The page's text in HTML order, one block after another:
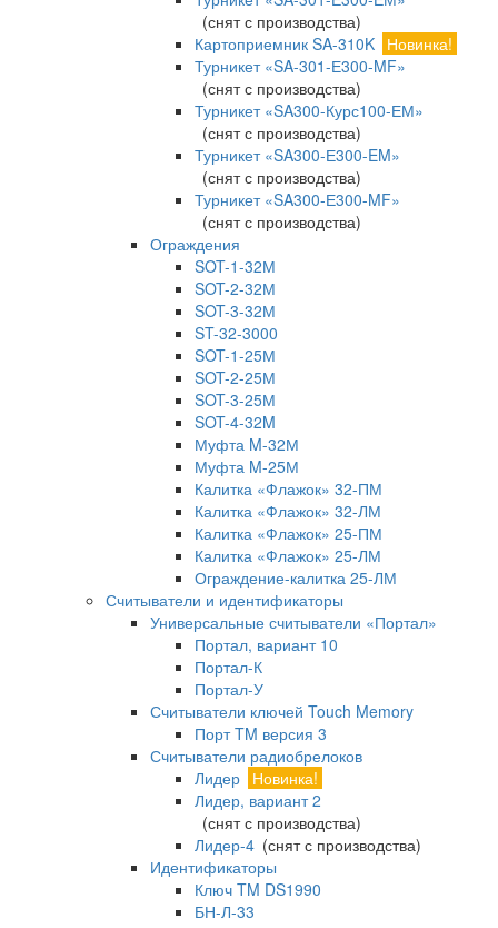
(снят с производства)
Картоприемник SA-310K Новинка!
Турникет «SA-301-Е300-MF»
(снят с производства)
Турникет «SA300-Курс100-ЕМ»
(снят с производства)
Турникет «SA300-Е300-EM»
(снят с производства)
Турникет «SA300-Е300-MF»
(снят с производства)
Ограждения
SOT-1-32М
SOT-2-32М
SOT-3-32М
ST-32-3000
SOT-1-25М
SOT-2-25М
SOT-3-25М
SOT-4-32M
Муфта M-32М
Муфта M-25М
Калитка «Флажок» 32-ПМ
Калитка «Флажок» 32-ЛМ
Калитка «Флажок» 25-ПМ
Калитка «Флажок» 25-ЛМ
Ограждение-калитка 25-ЛМ
Считыватели и идентификаторы
Универсальные считыватели «Портал»
Портал, вариант 10
Портал-К
Портал-У
Считыватели ключей Touch Memory
Порт TM версия 3
Считыватели радиобрелоков
Лидер Новинка!
Лидер, вариант 2
(снят с производства)
Лидер-4 (снят с производства)
Идентификаторы
Ключ TM DS1990
БН-Л-33